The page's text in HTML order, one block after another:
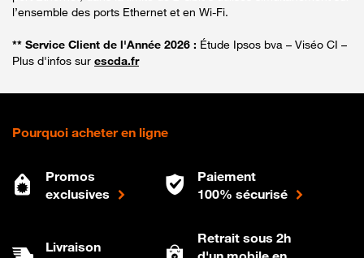
l’ensemble des ports Ethernet et en Wi-Fi.
** Service Client de l'Année 2026 : Étude Ipsos bva – Viséo CI –
Plus d'infos sur escda.fr
Pourquoi acheter en ligne
Promos
exclusives
Paiement
100% sécurisé
Livraison
Retrait sous 2h